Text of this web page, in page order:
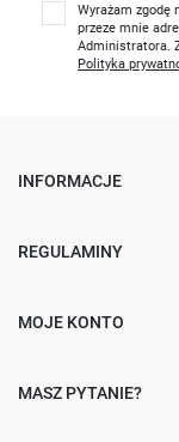
Wyrażam zgodę
przeze mnie
Administratora.
Polityka
INFORMACJE
REGULAMINY
MOJE KONTO
MASZ PYTANIE?